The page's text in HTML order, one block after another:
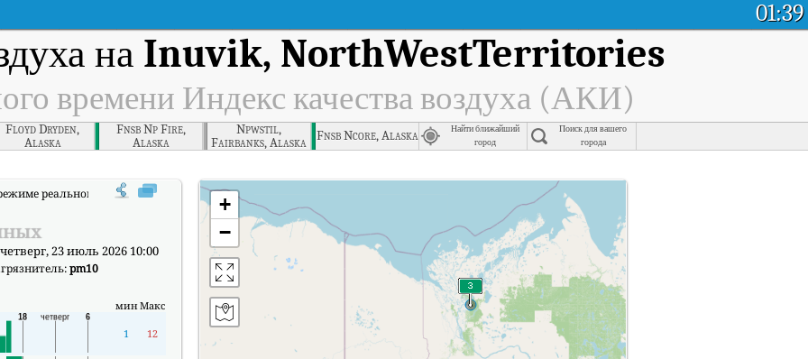
01:39
на Inuvik, NorthWestTerritories
времени Индекс качества воздуха (АКИ)
Floyd Dryden,
Alaska
Fnsb Np Fire,
Alaska
Npwstil,
Fairbanks, Alaska
Fnsb Ncore, Alaska
Найти ближайший
город
Поиск для вашего
города
реального времени Индекс качества воздуха (АКИ).
23 июль 2026 10:00
pm10
минМакс
1 12
+
−